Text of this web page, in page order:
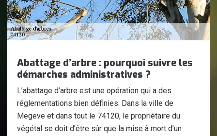
Abattage d’arbre : pourquoi suivre les
démarches administratives ?
L’abattage d’arbre est une opération qui a des
réglementations bien définies. Dans la ville de
Megeve et dans tout le 74120, le propriétaire du
végétal se doit d’être sûr que la mise à mort d’un